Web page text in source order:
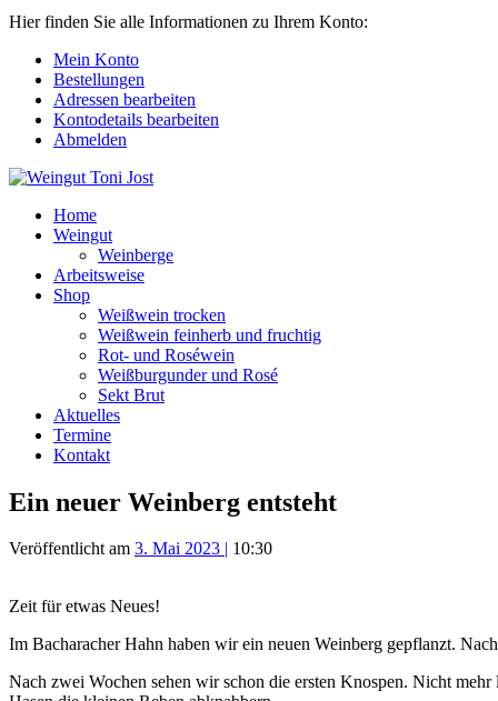
Hier finden Sie alle Informationen zu Ihrem Konto:
Mein Konto
Bestellungen
Adressen bearbeiten
Kontodetails bearbeiten
Abmelden
Home
Weingut
Weinberge
Arbeitsweise
Shop
Weißwein trocken
Weißwein feinherb und fruchtig
Rot- und Roséwein
Weißburgunder und Rosé
Sekt Brut
Aktuelles
Termine
Kontakt
Ein neuer Weinberg entsteht
Veröffentlicht am 3. Mai 2023 | 10:30
Zeit für etwas Neues!
Im Bacharacher Hahn haben wir ein neuen Weinberg gepflanzt.
Nach zwei Wochen sehen wir schon die ersten Knospen. Nicht